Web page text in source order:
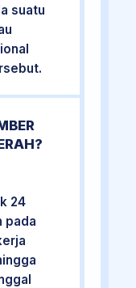
suatu
24
pada